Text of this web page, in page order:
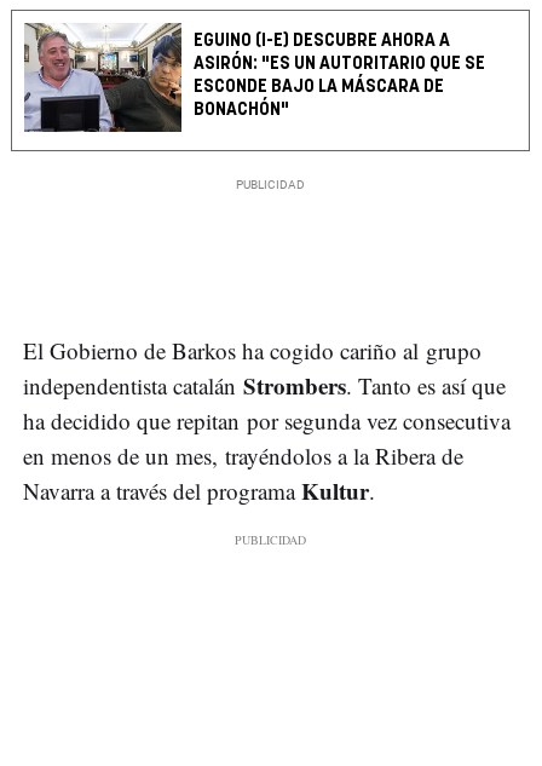
EGUINO (I-E) DESCUBRE AHORA A
ASIRÓN: "ES UN AUTORITARIO QUE SE
ESCONDE BAJO LA MÁSCARA DE
BONACHÓN"
El Gobierno de Barkos ha cogido cariño al grupo
independentista catalán Strombers. Tanto es así que
ha decidido que repitan por segunda vez consecutiva
en menos de un mes, trayéndolos a la Ribera de
Navarra a través del programaKultur.